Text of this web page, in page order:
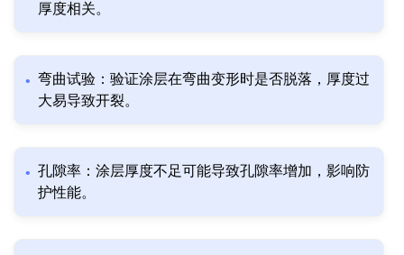
厚度相关。
弯曲试验：验证涂层在弯曲变形时是否脱落，厚度过
大易导致开裂。
孔隙率：涂层厚度不足可能导致孔隙率增加，影响防
护性能。